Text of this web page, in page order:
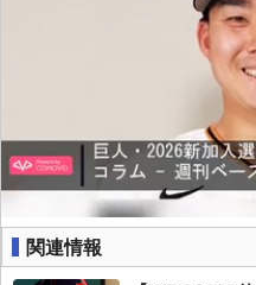
関連情報